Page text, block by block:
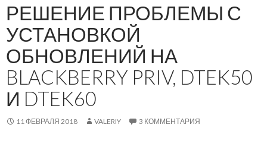
РЕШЕНИЕ ПРОБЛЕМЫ С
УСТАНОВКОЙ
ОБНОВЛЕНИЙ НА
BLACKBERRY PRIV, DTEK50
И DTEK60
11 ФЕВРАЛЯ 2018 VALERIY 3 КОММЕНТАРИЯ